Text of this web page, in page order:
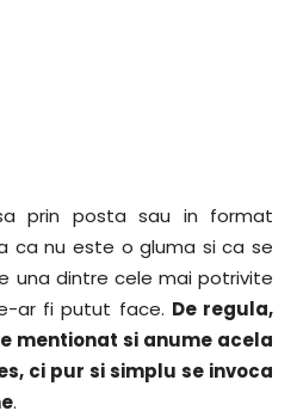
prin posta sau in format
ca nu este o gluma si ca se
una dintre cele mai potrivite
ar fi putut face. De regula,
mentionat si anume acela
ci pur si simplu se invoca
.